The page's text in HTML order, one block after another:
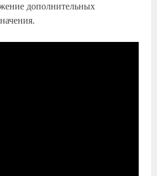
дополнительных